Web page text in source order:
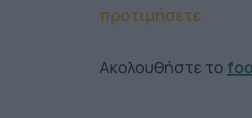
προτιμήσετε
Ακολουθήστε το